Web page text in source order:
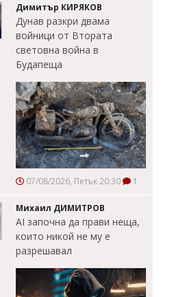
Димитър КИРЯКОВ
Дунав разкри двама
войници от Втората
световна война в
Будапеща
07/08/2026, Петък 20:30 1
Михаил ДИМИТРОВ
AI започна да прави неща,
които никой не му е
разрешавал